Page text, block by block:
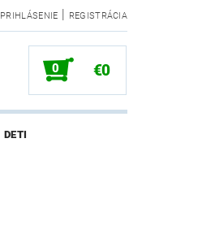
PRIHLÁSENIE | REGISTRÁCIA
0 €0
DETI